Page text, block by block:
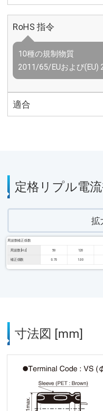
RoHS 指令
10種の規制物質
2011/65/EUおよび(EU)
適合
定格リプル電
拡
周波数補正係数
周波数 [Hz] 50 120
補正係数 0.70 1.00
寸法図 [mm]